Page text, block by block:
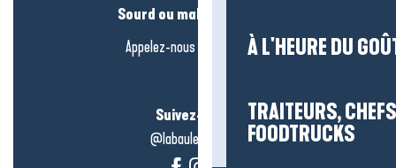
À L'HEURE DU
TRAITEURS,
FOODTRUCKS
Sourd ou malentendant ?
Appelez-nous en
cliquant-ici
Suivez-nous !
@labauleguérande